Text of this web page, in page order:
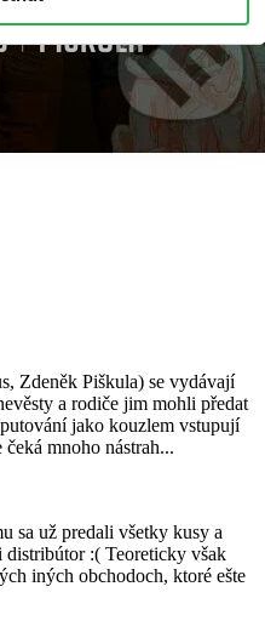
Zdeněk Piškula) se vydávají
a rodiče jim mohli předat
jako kouzlem vstupují
mnoho nástrah...
sa už predali všetky kusy a
distribútor :( Teoreticky však
iných obchodoch, ktoré ešte